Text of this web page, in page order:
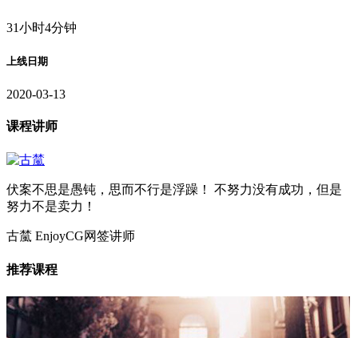
31小时4分钟
上线日期
2020-03-13
课程讲师
伏案不思是愚钝，思而不行是浮躁！ 不努力没有成功，但是
努力不是卖力！
古檒 EnjoyCG网签讲师
推荐课程